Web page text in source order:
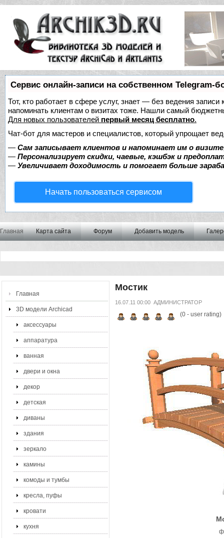
Сервис онлайн-записи на собственном Telegram-
Тот, кто работает в сфере услуг, знает — без ведения
напоминать клиентам о визитах тоже. Нашли самый
Для новых пользователей первый месяц бесплатно.
Чат-бот для мастеров и специалистов, который упрощает
— Сам записывает клиентов и напоминает им о
— Персонализирует скидки, чаевые, кэшбэк и
— Увеличивает доходимость и помогает больше
Начать пользоваться сервисом
Главная Карта сайта Форум Добавить модель
Главная
3D модели Archicad
аксессуары
аппаратура
ванная
двери и окна
декор
детская
диваны
здания
зеркало
камины
комоды и тумбы
кресла, пуфы
кровати
кухня
Мостик
16.07.11 00:00 АДМИНИСТРАТОР
(0- user rating)